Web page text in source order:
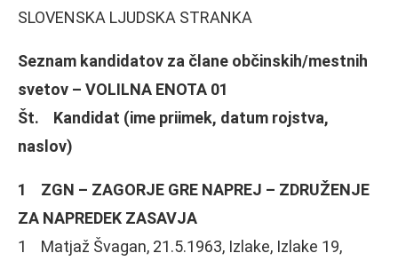
SLOVENSKA LJUDSKA STRANKA
Seznam kandidatov za člane občinskih/mestnih
svetov – VOLILNA ENOTA 01
Št. Kandidat (ime priimek, datum rojstva,
naslov)
1 ZGN – ZAGORJE GRE NAPREJ – ZDRUŽENJE
ZA NAPREDEK ZASAVJA
1 Matjaž Švagan, 21.5.1963, Izlake, Izlake 19,